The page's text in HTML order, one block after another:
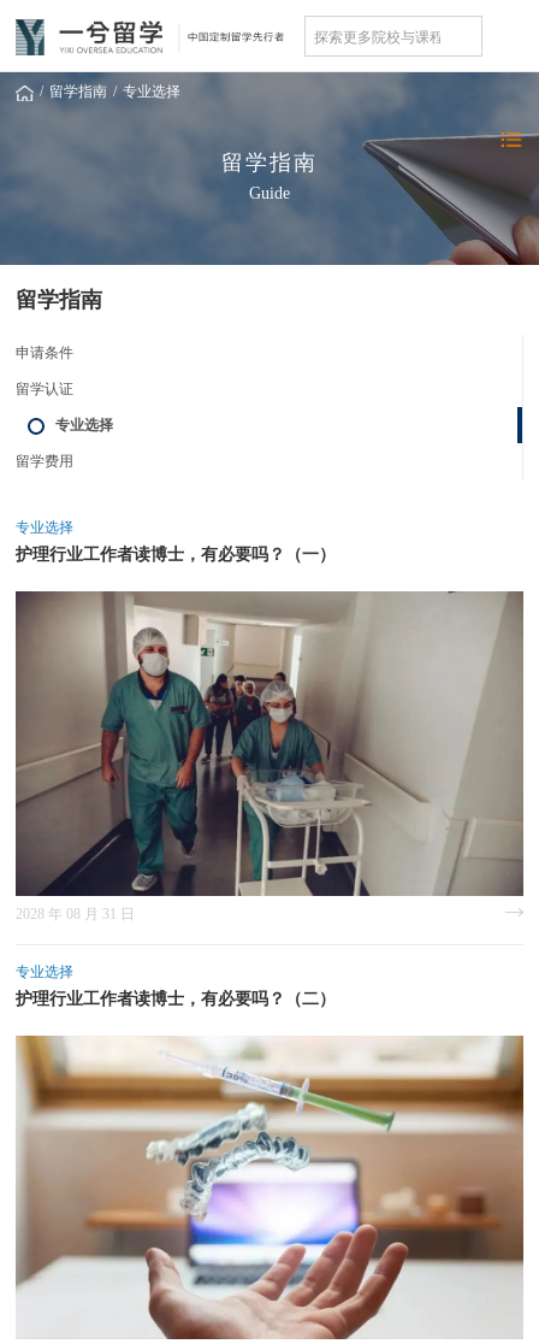
/ 留学指南 / 专业选择
留学指南
Guide
留学指南
申请条件
留学认证
专业选择
留学费用
专业选择
护理行业工作者读博士，有必要吗？（一）
2028 年 08 月 31 日
专业选择
护理行业工作者读博士，有必要吗？（二）